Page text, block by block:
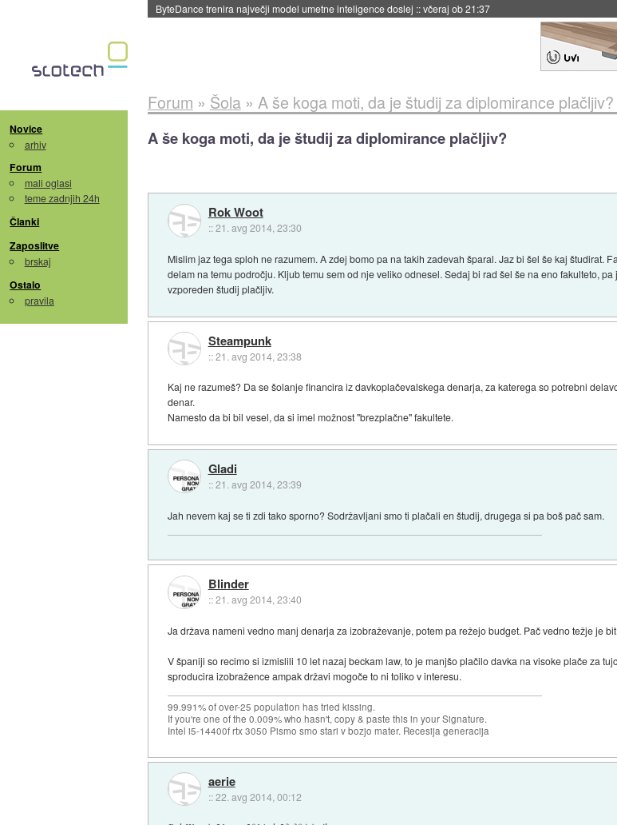
Spletne strani začele streči oglase za agente umetne inteligence::včeraj ob 21:23
Novice
arhiv
Forum
mali oglasi
teme zadnjih 24h
Članki
Zaposlitve
brskaj
Ostalo
pravila
Forum » Šola» A še koga moti, da je študij za diplomirance plačljiv?
A še koga moti, da je študij za diplomirance plačljiv?
Rok Woot
::21. avg 2014, 23:30
Mislim jaz tega sploh ne razumem. A zdej bomo pa na takih zadevah šparal. Jaz bi šel še kaj študirat.
delam na temu področju. Kljub temu sem od nje veliko odnesel. Sedaj bi rad šel še na eno fakulteto,
vzporeden študij plačljiv.
Steampunk
::21. avg 2014, 23:38
Kaj ne razumeš? Da se šolanje financira iz davkoplačevalskega denarja, za katerega so potrebni
denar.
Namesto da bi bil vesel, da si imel možnost "brezplačne" fakultete.
Gladi
::21. avg 2014, 23:39
Jah nevem kaj se ti zdi tako sporno? Sodržavljani smo ti plačali en študij, drugega si pa boš pač sam.
Blinder
::21. avg 2014, 23:40
Ja država nameni vedno manj denarja za izobraževanje, potem pa režejo budget. Pač vedno težje je
V španiji so recimo si izmislili 10 let nazaj beckam law, to je manjšo plačilo davka na visoke plače za
sproducira izobražence ampak državi mogoče to ni toliko v interesu.
99.991% of over-25 population has tried kissing.
If you're one of the 0.009% who hasn't, copy & paste this in your Signature.
Intel i5-14400f rtx 3050 Pismo smo stari v bozjo mater. Recesija generacija
aerie
::22. avg 2014, 00:12